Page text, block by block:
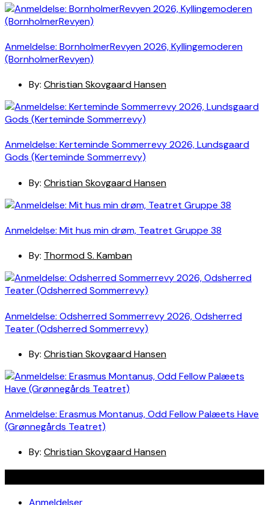
Anmeldelse: BornholmerRevyen 2026, Kyllingemoderen
(BornholmerRevyen)
By: Christian Skovgaard Hansen
Anmeldelse: Kerteminde Sommerrevy 2026, Lundsgaard
Gods (Kerteminde Sommerrevy)
By: Christian Skovgaard Hansen
Anmeldelse: Mit hus min drøm, Teatret Gruppe 38
By: Thormod S. Kamban
Anmeldelse: Odsherred Sommerrevy 2026, Odsherred
Teater (Odsherred Sommerrevy)
By: Christian Skovgaard Hansen
Anmeldelse: Erasmus Montanus, Odd Fellow Palæets Have
(Grønnegårds Teatret)
By: Christian Skovgaard Hansen
Anmeldelser